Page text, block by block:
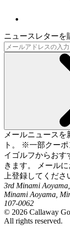
ニュースレターを
メールニュースを
ト。 ※一部クー
イゴルフからおす
きます。 メール
上登録してくださ
3rd Minami
Minami Aoyama,
107-0062
© 2026 Callaway
All rights reserved.